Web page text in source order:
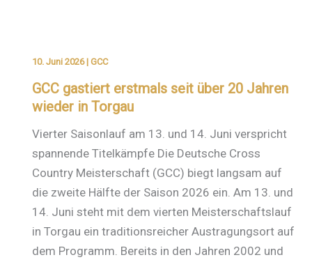
10. Juni 2026 | GCC
GCC gastiert erstmals seit über 20 Jahren
wieder in Torgau
Vierter Saisonlauf am 13. und 14. Juni verspricht
spannende Titelkämpfe Die Deutsche Cross
Country Meisterschaft (GCC) biegt langsam auf
die zweite Hälfte der Saison 2026 ein. Am 13. und
14. Juni steht mit dem vierten Meisterschaftslauf
in Torgau ein traditionsreicher Austragungsort auf
dem Programm. Bereits in den Jahren 2002 und